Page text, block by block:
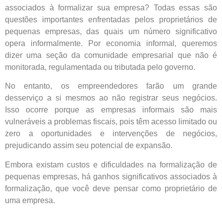
associados à formalizar sua empresa? Todas essas são
questões importantes enfrentadas pelos proprietários de
pequenas empresas, das quais um número significativo
opera informalmente. Por economia informal, queremos
dizer uma seção da comunidade empresarial que não é
monitorada, regulamentada ou tributada pelo governo.
No entanto, os empreendedores farão um grande
desserviço a si mesmos ao não registrar seus negócios.
Isso ocorre porque as empresas informais são mais
vulneráveis a problemas fiscais, pois têm acesso limitado ou
zero a oportunidades e intervenções de negócios,
prejudicando assim seu potencial de expansão.
Embora existam custos e dificuldades na formalização de
pequenas empresas, há ganhos significativos associados à
formalização, que você deve pensar como proprietário de
uma empresa.